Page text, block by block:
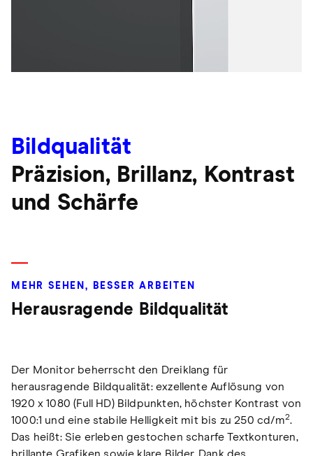
Bildqualität
Präzision, Brillanz, Kontrast
und Schärfe
MEHR SEHEN, BESSER ARBEITEN
Herausragende Bildqualität
Der Monitor beherrscht den Dreiklang für
herausragende Bildqualität: exzellente Auflösung von
1920 x 1080 (Full HD) Bildpunkten, höchster Kontrast von
1000:1 und eine stabile Helligkeit mit bis zu 250 cd/m2.
Das heißt: Sie erleben gestochen scharfe Textkonturen,